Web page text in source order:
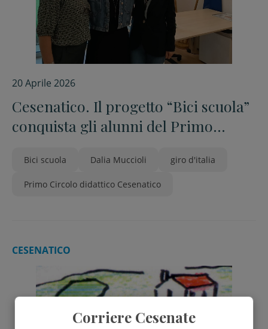
20 Aprile 2026
Cesenatico. Il progetto “Bici scuola”
conquista gli alunni del Primo
Bici scuola Dalia Muccioli giro d'italia
Primo Circolo didattico Cesenatico
CESENATICO
Corriere Cesenate